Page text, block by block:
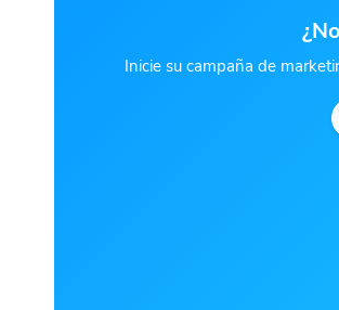
Inicie su campaña de